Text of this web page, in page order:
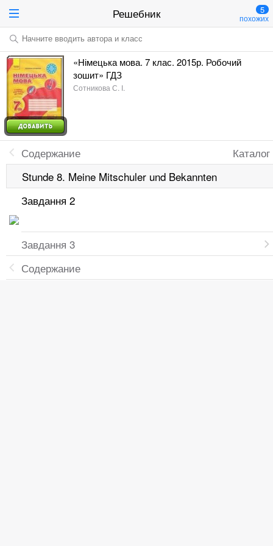
Решебник 5
похожих
Начните вводить автора и класс
«Німецька мова. 7 клас. 2015р. Робочий
зошит» ГДЗ
Сотникова С. І.
Каталог
Содержание
Stunde 8. Meine Mitschuler und Bekannten
Завдання 2
Завдання 3
Содержание